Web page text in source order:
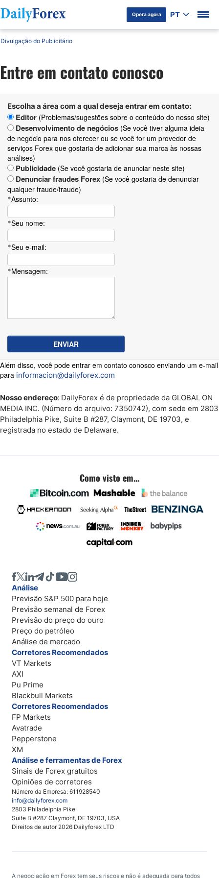
Opera agora PT
Divulgação do Publicitário
Entre em contato conosco
Escolha a área com a qual deseja entrar em contato:
Editor (Problemas/sugestões sobre o conteúdo do nosso site)
Desenvolvimento de negócios (Se você tiver alguma ideia
de negócio para nos oferecer ou se você for um provedor de
serviços Forex que gostaria de adicionar sua marca às nossas
análises)
Publicidade (Se você gostaria de anunciar neste site)
Denunciar fraudes Forex (Se você gostaria de denunciar
qualquer fraude/fraude)
*Assunto:
*Seu nome:
*Seu e-mail:
*Mensagem:
Além disso, você pode entrar em contato conosco enviando um e-mail
para informacion@dailyforex.com
Nosso endereço: DailyForex é de propriedade da GLOBAL ON
MEDIA INC. (Número do arquivo: 7350742), com sede em 2803
Philadelphia Pike, Suite B #287, Claymont, DE 19703, e
registrada no estado de Delaware.
Como visto em...
Número da Empresa: 611928540
info@dailyforex.com
2803 Philadelphia Pike
Suite B #287 Claymont, DE 19703, USA
Direitos de autor 2026 Dailyforex LTD
Análise
Previsão S&P 500 para hoje
Previsão semanal de Forex
Previsão do preço do ouro
Preço do petróleo
Análise de mercado
Corretores Recomendados
VT Markets
AXI
Pu Prime
Blackbull Markets
Corretores Recomendados
FP Markets
Avatrade
Pepperstone
XM
Análise e ferramentas de Forex
Sinais de Forex gratuitos
Opiniões de corretores
A negociação em Forex tem seus riscos e não é adequada para todos